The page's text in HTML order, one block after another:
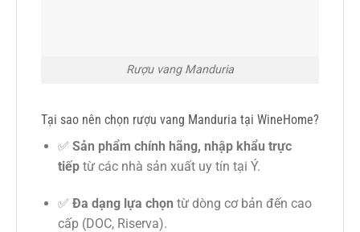
Rượu vang Manduria
Tại sao nên chọn rượu vang Manduria tại WineHome?
✅ Sản phẩm chính hãng, nhập khẩu trực
tiếptừ các nhà sản xuất uy tín tại Ý.
✅ Đa dạng lựa chọn từ dòng cơ bản đến cao
cấp (DOC, Riserva).